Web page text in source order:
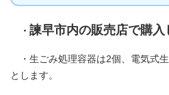
・ 諫早市内の販売店で購入
・生ごみ処理容器は2個、電気式
とします。